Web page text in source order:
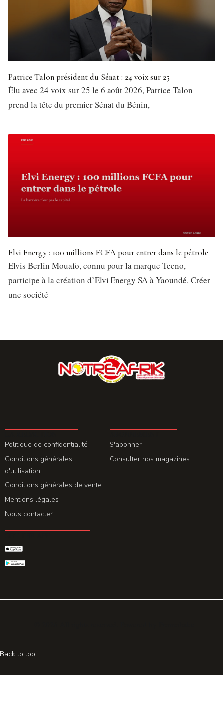
Patrice Talon président du Sénat : 24 voix sur 25
Élu avec 24 voix sur 25 le 6 août 2026, Patrice Talon
prend la tête du premier Sénat du Bénin,
Elvi Energy : 100 millions FCFA pour entrer dans le pétrole
Elvis Berlin Mouafo, connu pour la marque Tecno,
participe à la création d’Elvi Energy SA à Yaoundé. Créer
une société
Politique de confidentialité
Conditions générales
d'utilisation
Conditions générales de vente
Mentions légales
Nous contacter
S'abonner
Consulter nos magazines
Back to top